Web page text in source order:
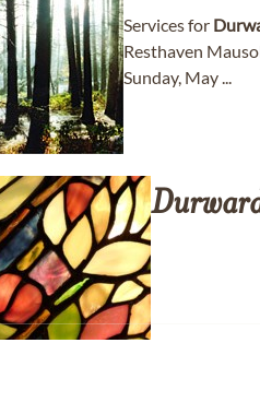
Services for
Resthaven
Sunday, May ...